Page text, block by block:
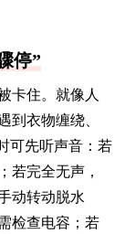
停”
卡住。就像人
到衣物缠绕、
可先听声音：若
若完全无声，
动转动脱水
检查电容；若